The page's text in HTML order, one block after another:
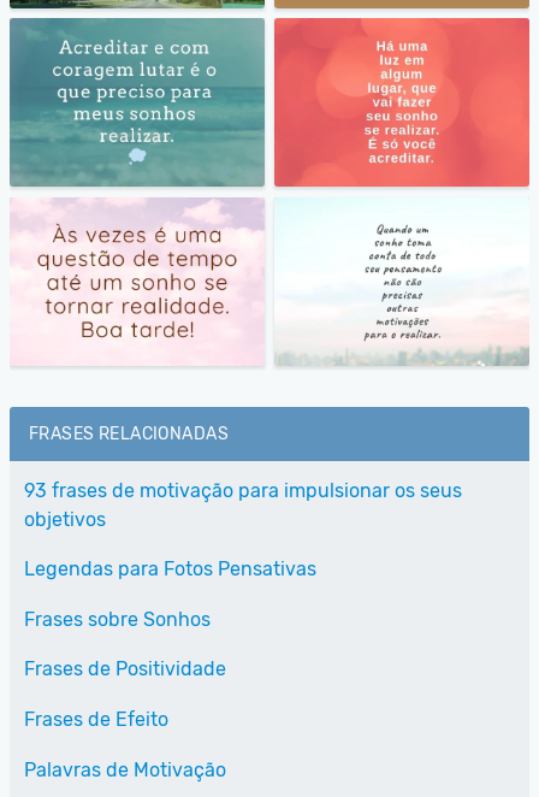
FRASES RELACIONADAS
93 frases de motivação para impulsionar os seus
objetivos
Legendas para Fotos Pensativas
Frases sobre Sonhos
Frases de Positividade
Frases de Efeito
Palavras de Motivação